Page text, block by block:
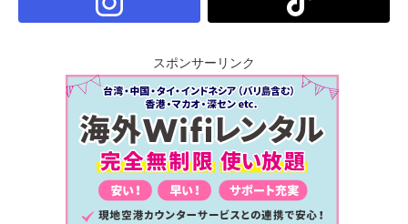
スポンサーリンク